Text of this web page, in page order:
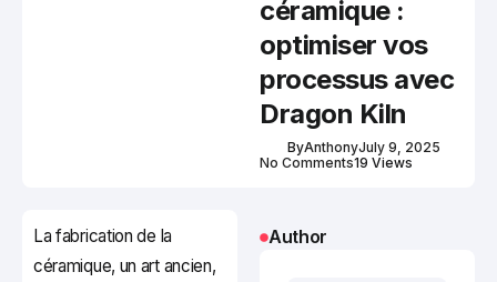
céramique :
optimiser vos
processus avec
Dragon Kiln
ByAnthonyJuly 9, 2025
No Comments19 Views
La fabrication de la
céramique, un art ancien,
Author